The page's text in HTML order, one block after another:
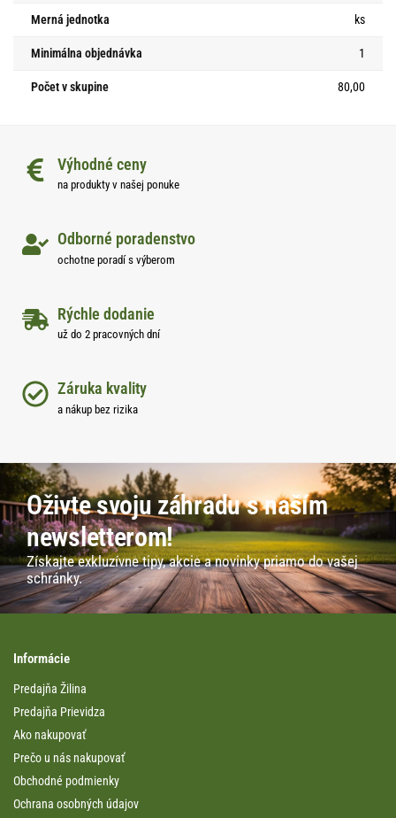
Merná jednotka ks
Minimálna objednávka 1
Počet v skupine 80,00
Výhodné ceny
na produkty v našej ponuke
Odborné poradenstvo
ochotne poradí s výberom
Rýchle dodanie
už do 2 pracovných dní
Záruka kvality
a nákup bez rizika
Oživte svoju záhradu s naším
newsletterom!
Získajte exkluzívne tipy, akcie a novinky priamo do vašej
schránky.
Informácie
Predajňa Žilina
Predajňa Prievidza
Ako nakupovať
Prečo u nás nakupovať
Obchodné podmienky
Ochrana osobných údajov